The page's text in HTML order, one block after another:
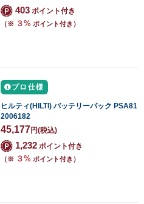
403 ポイント付き
（※ ３% ポイント付き）
プロ仕様
ヒルティ(HILTI) バッテリーパック PSA81
2006182
45,177円(税込)
1,232 ポイント付き
（※ ３% ポイント付き）